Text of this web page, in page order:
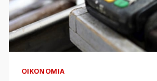
ΟΙΚΟΝΟΜΊΑ